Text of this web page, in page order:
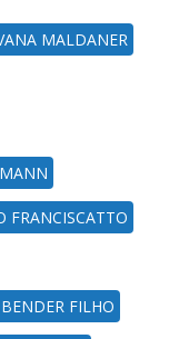
MALDANER
FRANCISCATTO
FILHO